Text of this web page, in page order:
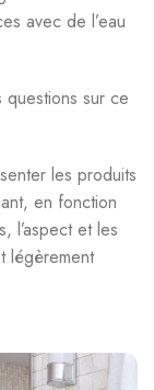
avec de l’eau
questions sur ce
les produits
en fonction
l’aspect et les
légèrement